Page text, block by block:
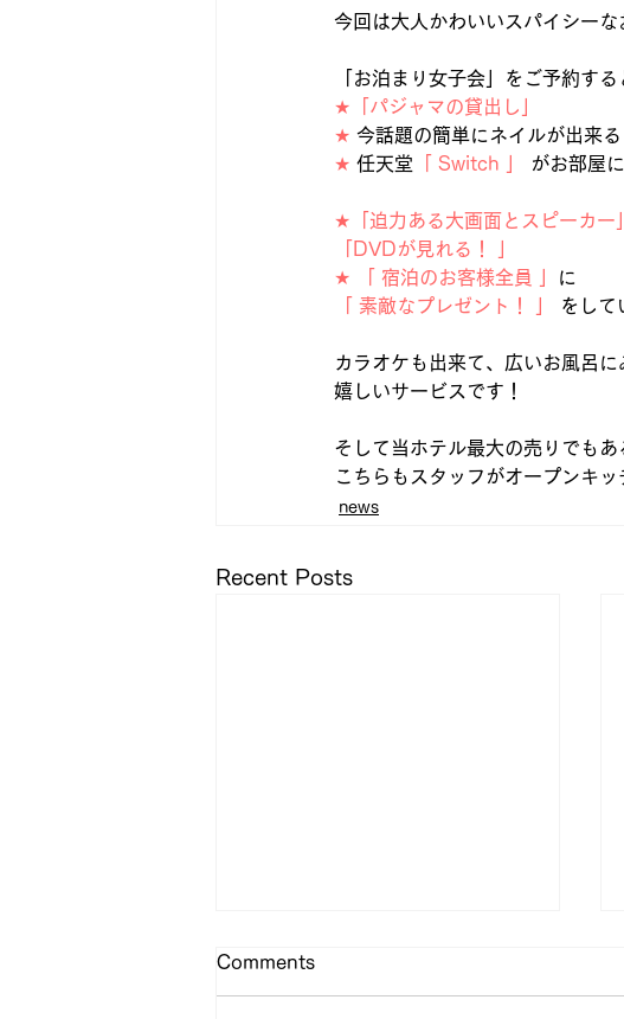
今回は大人かわいいスパイシーな
「お泊まり女子会」をご予約する
★「パジャマの貸出し」
★ 今話題の簡単にネイルが出来る
★ 任天堂 Switch がお部屋
★「迫力ある大画面とスピーカー」
「DVDが見れる！
★
宿泊のお客様全員
に
素敵なプレゼント！ をして
カラオケも出来て、広いお風呂
嬉しいサービスです！
そして当ホテル最大の売りでも
こちらもスタッフがオープンキ
news
Recent Posts
Comments